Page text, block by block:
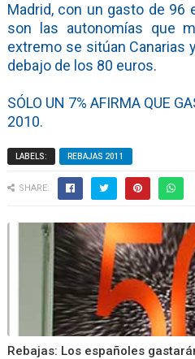
Madrid, con un gasto de 96
son las autonomías que
extremo se sitúan Canarias
debajo de los 80 euros.
SÓLO UN 7% AFIRMA QUE
2010.
LABELS: REBAJAS 2011
SHARE:
Rebajas: Los españoles